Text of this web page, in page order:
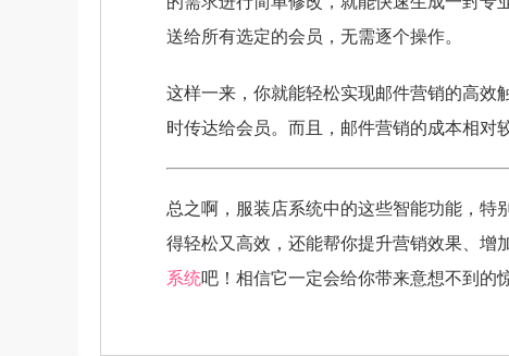
送给所有选定的会员，无需逐个操作。
这样一来，你就能轻松实现邮件营销的高效
时传达给会员。而且，邮件营销的成本相对
总之啊，服装店系统中的这些智能功能，特
得轻松又高效，还能帮你提升营销效果、增
系统吧！相信它一定会给你带来意想不到的